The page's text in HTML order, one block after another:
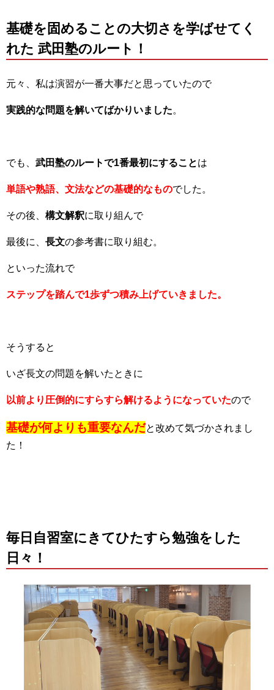
基礎を固めることの大切さを学ばせてく
れた 武田塾のルート！
元々、私は演習が一番大事だと思っていたので
実践的な問題を解いてばかりいました。
でも、 武田塾のルートで1番最初にすることは
単語や熟語、文法などの基礎的なものでした。
その後、 構文解釈に取り組んで
最後に、 長文の参考書に取り組む。
といった流れで
ステップを踏んで1歩ずつ積み上げていきました。
そうすると
いざ長文の問題を解いたときに
以前より圧倒的にすらすら解けるようになっていたので
基礎が何よりも重要なんだと改めて気づかされまし
た！
毎日自習室にきてひたすら勉強をした
日々！